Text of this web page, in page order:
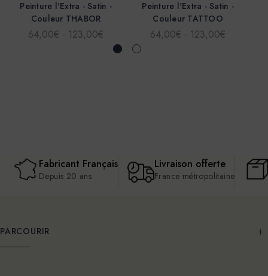
Peinture l'Extra - Satin -
Couleur THABOR
64,00€ - 123,00€
Peinture l'Extra - Satin -
Couleur TATTOO
64,00€ - 123,00€
Fabricant Français
Depuis 20 ans
Livraison offerte
France métropolitaine
PARCOURIR